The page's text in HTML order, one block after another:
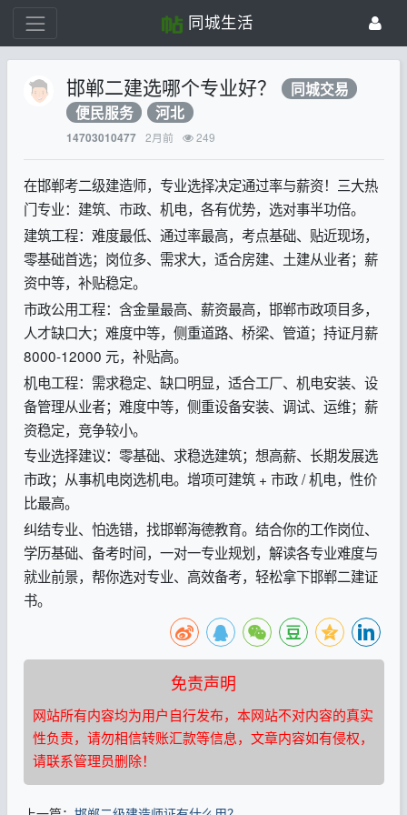
同城生活
邯郸二建选哪个专业好？ 同城交易
便民服务
河北
14703010477 2月前 249
在邯郸考二级建造师，专业选择决定通过率与薪资！三大热
门专业：建筑、市政、机电，各有优势，选对事半功倍。
建筑工程：难度最低、通过率最高，考点基础、贴近现场，
零基础首选；岗位多、需求大，适合房建、土建从业者；薪
资中等，补贴稳定。
市政公用工程：含金量最高、薪资最高，邯郸市政项目多，
人才缺口大；难度中等，侧重道路、桥梁、管道；持证月薪
8000-12000 元，补贴高。
机电工程：需求稳定、缺口明显，适合工厂、机电安装、设
备管理从业者；难度中等，侧重设备安装、调试、运维；薪
资稳定，竞争较小。
专业选择建议：零基础、求稳选建筑；想高薪、长期发展选
市政；从事机电岗选机电。增项可建筑 + 市政 / 机电，性价
比最高。
纠结专业、怕选错，找邯郸海德教育。结合你的工作岗位、
学历基础、备考时间，一对一专业规划，解读各专业难度与
就业前景，帮你选对专业、高效备考，轻松拿下邯郸二建证
书。
免责声明
网站所有内容均为用户自行发布，本网站不对内容的真实
性负责，请勿相信转账汇款等信息，文章内容如有侵权，
请联系管理员删除！